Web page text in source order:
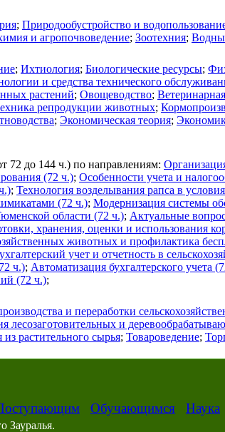
; Природообустройство и
и агропочвоведение; Зоотехния;
; Ихтиология; Биологические ресурсы;
и средства технического
растений; Овощеводство;
репродукции животных;
; Экономическая теория;
72 до 144 ч.) по направлениям:
(72 ч.); Особенности учета и
; Технология возделывания рапса в
(72 ч.); Модернизация системы
области (72 ч.); Актуальные
хранения, оценки и использования
животных и профилактика
учет и отчетность в
ч.); Автоматизация бухгалтерского учета
(72 ч.);
и переработки
лесозаготовительных и
растительного сырья; Товароведение;
Обучающимся Наука
Зауралья.